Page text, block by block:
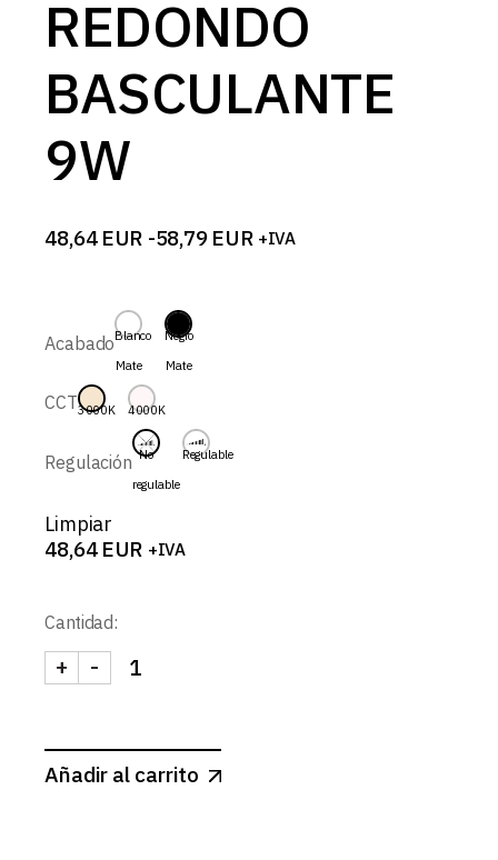
REDONDO
BASCULANTE
9W
48,64 EUR -58,79 EUR
Rango
48,64 EUR
hasta
58,79 EUR
+IVA
AcabadoBlanco
Mate
Negro
Mate
CCT3000K 4000K
Regulación No
regulable
Regulable
Limpiar
48,64 EUR +IVA
Cantidad:
DRACO-SPOT REDONDO BASCULANTE 9W
-
+
Añadir al carrito